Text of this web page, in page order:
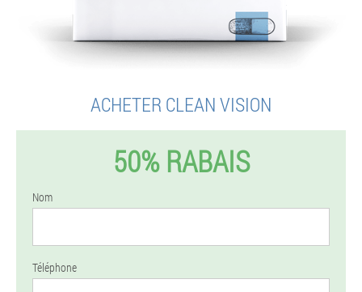
ACHETER CLEAN VISION
50% RABAIS
Nom
Téléphone